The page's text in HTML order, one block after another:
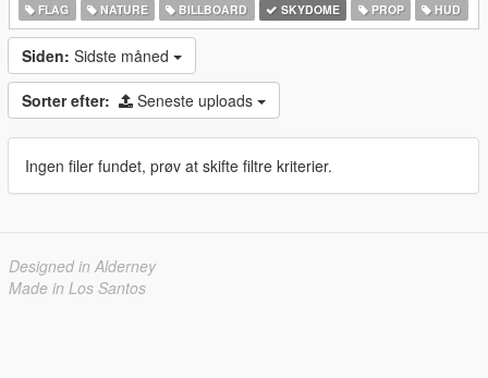
FLAG
NATURE BILLBOARD SKYDOME PROP HUD
Siden: Sidste måned
Sorter efter: Seneste uploads
Ingen filer fundet, prøv at skifte filtre kriterier.
Designed in Alderney
Made in Los Santos